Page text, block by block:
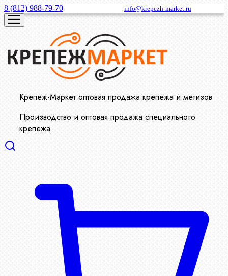
8 (812) 988-79-70 info@krepezh-market.ru
Крепеж-Маркет оптовая продажа крепежа и метизов
Производство и оптовая продажа специального
крепежа